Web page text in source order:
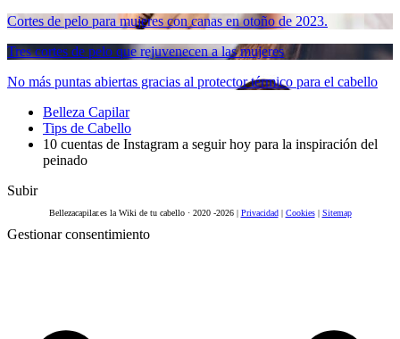
Cortes de pelo para mujeres con canas en otoño de 2023.
Tres cortes de pelo que rejuvenecen a las mujeres
No más puntas abiertas gracias al protector térmico para el cabello
Belleza Capilar
Tips de Cabello
10 cuentas de Instagram a seguir hoy para la inspiración del
peinado
Subir
Bellezacapilar.es la Wiki de tu cabello · 2020 -2026 | Privacidad| Cookies| Sitemap
Gestionar consentimiento